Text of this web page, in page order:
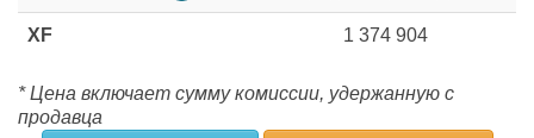
XF 1 374 904
* Цена включает сумму комиссии, удержанную с
продавца